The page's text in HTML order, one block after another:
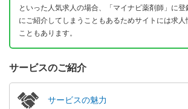
といった人気求人の場合、「マイナビ薬剤師」に
にご紹介してしまうこともあるためサイトには求
こともあります。
サービスのご紹介
サービスの魅力